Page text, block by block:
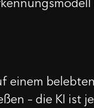
einem
– die KI ist
Name